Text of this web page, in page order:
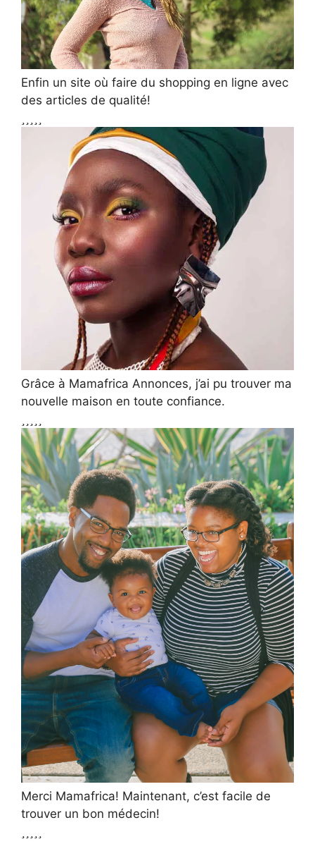
Enfin un site où faire du shopping en ligne avec
des articles de qualité!
Grâce à Mamafrica Annonces, j’ai pu trouver ma
nouvelle maison en toute confiance.
Merci Mamafrica! Maintenant, c’est facile de
trouver un bon médecin!